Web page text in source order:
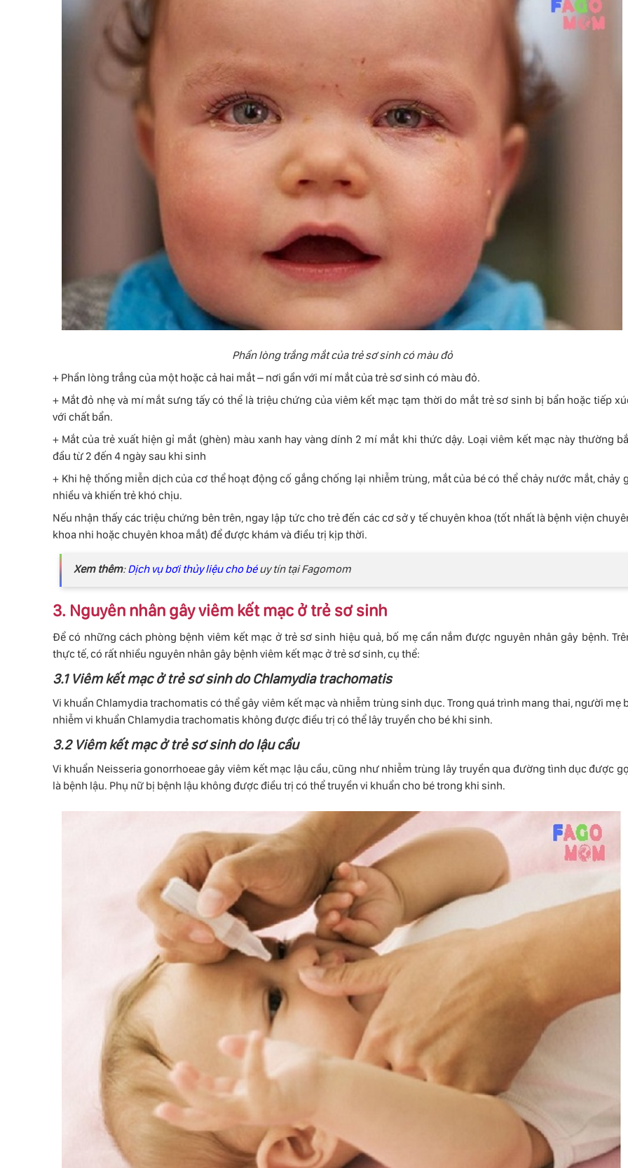
Phần lòng trắng mắt của trẻ sơ sinh có màu đỏ
+ Phần lòng trắng của một hoặc cả hai mắt – nơi gần với mí mắt của trẻ sơ sinh có màu đỏ.
+ Mắt đỏ nhẹ và mí mắt sưng tấy có thể là triệu chứng của viêm kết mạc tạm thời do mắt trẻ sơ sinh bị bẩn hoặc tiếp
với chất bẩn.
+ Mắt của trẻ xuất hiện gỉ mắt (ghèn) màu xanh hay vàng dính 2 mí mắt khi thức dậy. Loại viêm kết mạc này thường
đầu từ 2 đến 4 ngày sau khi sinh
+ Khi hệ thống miễn dịch của cơ thể hoạt động cố gắng chống lại nhiễm trùng, mắt của bé có thể chảy nước mắt, chảy
nhiều và khiến trẻ khó chịu.
Nếu nhận thấy các triệu chứng bên trên, ngay lập tức cho trẻ đến các cơ sở y tế chuyên khoa (tốt nhất là bệnh viện
khoa nhi hoặc chuyên khoa mắt) để được khám và điều trị kịp thời.
Xem thêm:Dịch vụ bơi thủy liệu cho béuy tín tại Fagomom
3. Nguyên nhân gây viêm kết mạc ở trẻ sơ sinh
Để có những cách phòng bệnh viêm kết mạc ở trẻ sơ sinh hiệu quả, bố mẹ cần nắm được nguyên nhân gây bệnh.
thực tế, có rất nhiều nguyên nhân gây bệnh viêm kết mạc ở trẻ sơ sinh, cụ thể:
3.1 Viêm kết mạc ở trẻ sơ sinh do Chlamydia trachomatis
Vi khuẩn Chlamydia trachomatis có thể gây viêm kết mạc và nhiễm trùng sinh dục. Trong quá trình mang thai, người mẹ
nhiễm vi khuẩn Chlamydia trachomatis không được điều trị có thể lây truyền cho bé khi sinh.
3.2 Viêm kết mạc ở trẻ sơ sinh do lậu cầu
Vi khuẩn Neisseria gonorrhoeae gây viêm kết mạc lậu cầu, cũng như nhiễm trùng lây truyền qua đường tình dục được
là bệnh lậu. Phụ nữ bị bệnh lậu không được điều trị có thể truyền vi khuẩn cho bé trong khi sinh.